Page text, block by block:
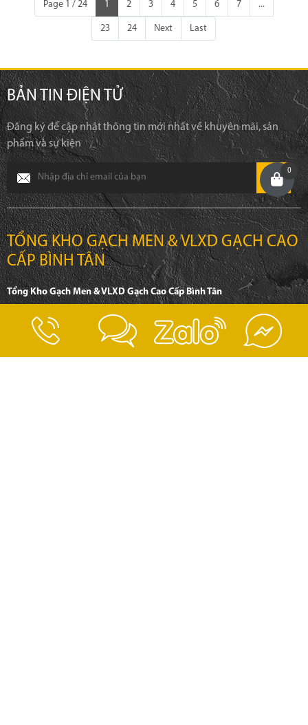
Page 1 / 24 1 2 3 4 5 6 7 ...
23 24 Next Last
BẢN TIN ĐIỆN TỬ
Đăng ký để cập nhật thông tin mới nhất về khuyên mãi, sản
phẩm và sự kiện
TỔNG KHO GẠCH MEN & VLXD GẠCH CAO
CẤP BÌNH TÂN
Tổng Kho Gạch Men & VLXD Gạch Cao Cấp Bình Tân
Địa chỉ: 1828A, Tỉnh Lộ 10, Phường Tân Tạo, Quận Bình Tân, TP.HCM
Điện thoại: 0932 776 533 - 0342 506 352
0